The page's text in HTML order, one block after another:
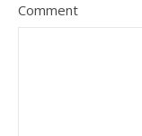
Comment